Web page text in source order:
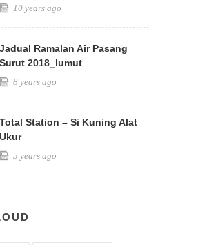
10 years ago
Jadual Ramalan Air Pasang
Surut 2018_lumut
8 years ago
Total Station – Si Kuning Alat
Ukur
5 years ago